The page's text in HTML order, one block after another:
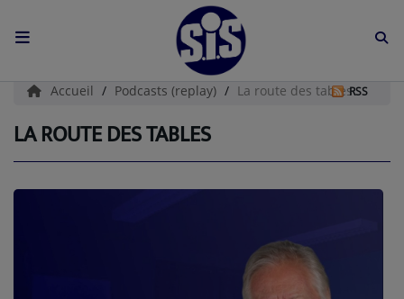
ACCUEIL
L'HISTOIRE DE S.I.S
BOUTIQUE
Accueil Podcasts (replay) La route des tablesRSS
LA ROUTE DES TABLES